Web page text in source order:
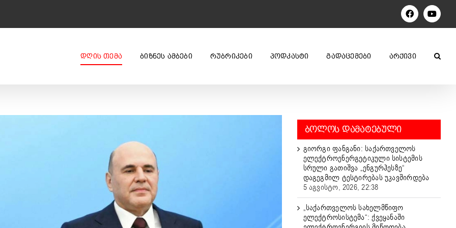
Facebook
ᲓᲦᲘᲡ ᲗᲔᲛᲐ ᲑᲘᲖᲜᲔᲡ ᲐᲛᲑᲔᲑᲘ ᲠᲣᲑᲠᲘᲙᲔᲑᲘ ᲞᲝᲓᲙᲐᲡᲢᲘ ᲒᲐᲓᲐᲪᲔᲛᲔᲑᲘ ᲐᲠᲥᲘᲕᲘ
ᲑᲝᲚᲝᲡ ᲓᲐᲛᲐᲢᲔᲑᲣᲚᲘ
გიორგი ფანგანი: საქართველოს
ელექტროენერგეტიკული სისტემის
სრული გათიშვა „ენგურჰესზე“
დაგეგმილ ტესტირებას უკავშირდება
5 აგვისტო, 2026, 22:38
„საქართველოს სახელმწიფო
ელექტროსისტემა“: ქვეყანაში